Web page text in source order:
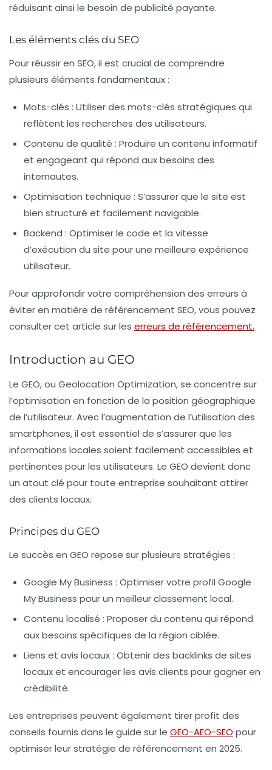
réduisant ainsi le besoin de publicité payante.
Les éléments clés du SEO
Pour réussir en SEO, il est crucial de comprendre
plusieurs éléments fondamentaux :
Mots-clés : Utiliser des mots-clés stratégiques qui
reflètent les recherches des utilisateurs.
Contenu de qualité : Produire un contenu informatif
et engageant qui répond aux besoins des
internautes.
Optimisation technique : S’assurer que le site est
bien structuré et facilement navigable.
Backend : Optimiser le code et la vitesse
d’exécution du site pour une meilleure expérience
utilisateur.
Pour approfondir votre compréhension des erreurs à
éviter en matière de référencement SEO, vous pouvez
consulter cet article sur les erreurs de référencement.
Introduction au GEO
Le GEO, ou Geolocation Optimization, se concentre sur
l’optimisation en fonction de la position géographique
de l’utilisateur. Avec l’augmentation de l’utilisation des
smartphones, il est essentiel de s’assurer que les
informations locales soient facilement accessibles et
pertinentes pour les utilisateurs. Le GEO devient donc
un atout clé pour toute entreprise souhaitant attirer
des clients locaux.
Principes du GEO
Le succès en GEO repose sur plusieurs stratégies :
Google My Business : Optimiser votre profil Google
My Business pour un meilleur classement local.
Contenu localisé : Proposer du contenu qui répond
aux besoins spécifiques de la région ciblée.
Liens et avis locaux : Obtenir des backlinks de sites
locaux et encourager les avis clients pour gagner en
crédibilité.
Les entreprises peuvent également tirer profit des
conseils fournis dans le guide sur le GEO-AEO-SEO pour
optimiser leur stratégie de référencement en 2025.